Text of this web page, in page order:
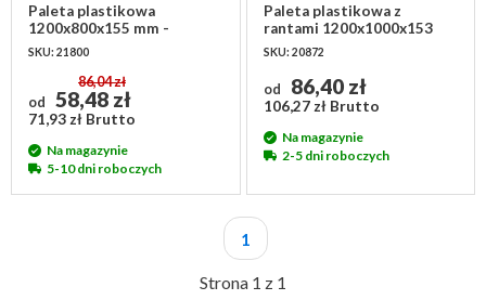
Paleta plastikowa
1200x800x155 mm -
gniazdowa udźwig 2500 kg
SKU: 21800
od
86,04 zł
58,48 zł
71,93 zł Brutto
Na magazynie
5-10 dni roboczych
Paleta plastikowa z
rantami 1200x1000x153
mm - gniazdowa
SKU: 20872
od 86,40 zł
106,27 zł Brutto
Na magazynie
2-5 dni roboczych
Strona 1 z 1
1